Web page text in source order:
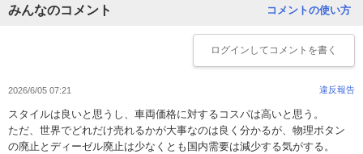
コメントの使い方
みんなのコメント
ログイン してコメントを書く
2026/6/05 07:21 違反報告
スタイルは良いと思うし、車両価格に対するコスパは高いと思う。
ただ、世界でどれだけ売れるかが大事なのは良く分かるが、物理ボタン
の廃止とディーゼル廃止は少なくとも国内需要は減少する気がする。